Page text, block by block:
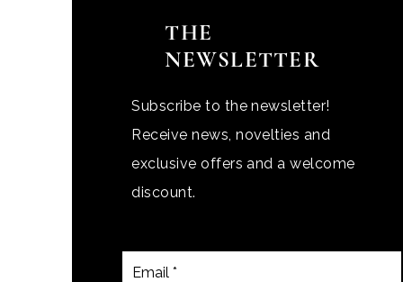
THE
NEWSLETTER
Subscribe to the newsletter!
Receive news, novelties and
exclusive offers and a welcome
discount.
Email